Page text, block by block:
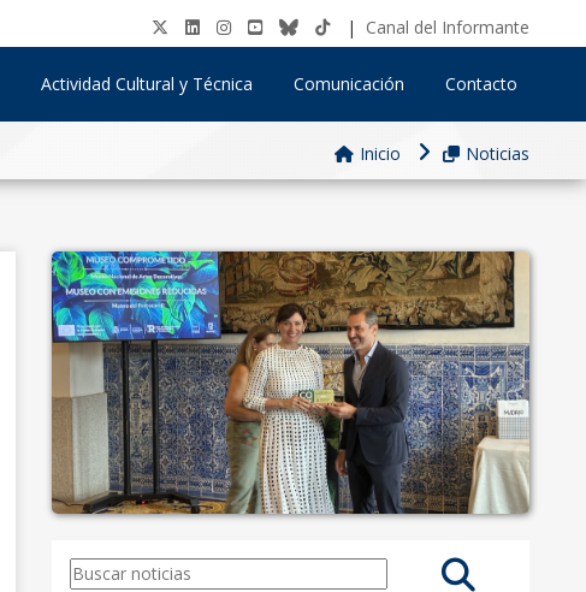
| Canal del Informante
Actividad Cultural y Técnica Comunicación Contacto
Inicio Noticias